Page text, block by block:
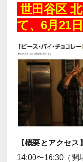
世田谷区
て、6月21
【概要とアクセス】
14:00〜16:30（開